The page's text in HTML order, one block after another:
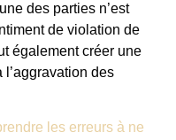
des parties n’est
de violation de
également créer une
des
les erreurs à ne